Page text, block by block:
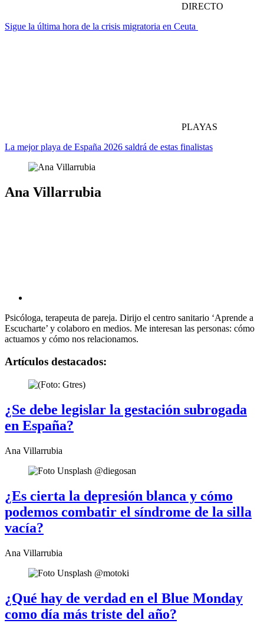
DIRECTO
Sigue la última hora de la crisis migratoria en Ceuta
PLAYAS
La mejor playa de España 2026 saldrá de estas finalistas
Ana Villarrubia
Psicóloga, terapeuta de pareja. Dirijo el centro sanitario ‘Aprende a
Escucharte’ y colaboro en medios. Me interesan las personas: cómo
actuamos y cómo nos relacionamos.
Artículos destacados:
¿Se debe legislar la gestación subrogada
en España?
Ana Villarrubia
¿Es cierta la depresión blanca y cómo
podemos combatir el síndrome de la silla
vacía?
Ana Villarrubia
¿Qué hay de verdad en el Blue Monday
como día más triste del año?